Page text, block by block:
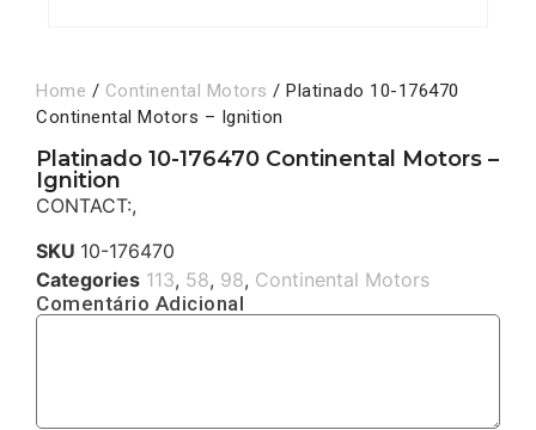
Home / Continental Motors / Platinado 10-176470
Continental Motors – Ignition
Platinado 10-176470 Continental Motors –
Ignition
CONTACT:,
SKU 10-176470
Categories 113, 58, 98, Continental Motors
Comentário Adicional